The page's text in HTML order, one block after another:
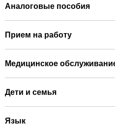
Аналоговые пособия
Прием на работу
Медицинское
Дети и семья
Язык